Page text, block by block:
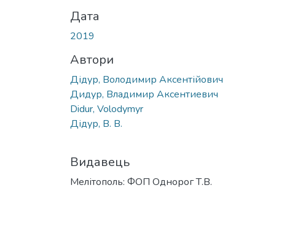
Дата
2019
Автори
Дідур, Володимир Аксентійович
Дидур, Владимир Аксентиевич
Didur, Volodymyr
Дідур, В. В.
Видавець
Мелітополь: ФОП Однорог Т.В.